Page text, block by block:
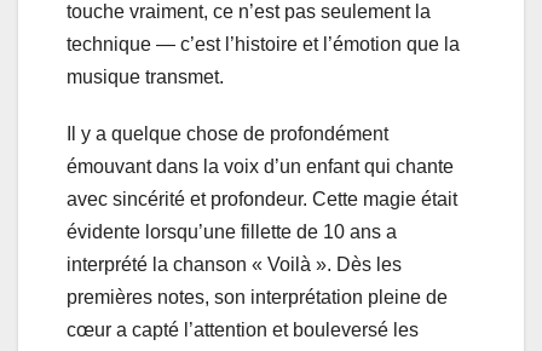
touche vraiment, ce n’est pas seulement la
technique — c’est l’histoire et l’émotion que la
musique transmet.
Il y a quelque chose de profondément
émouvant dans la voix d’un enfant qui chante
avec sincérité et profondeur. Cette magie était
évidente lorsqu’une fillette de 10 ans a
interprété la chanson « Voilà ». Dès les
premières notes, son interprétation pleine de
cœur a capté l’attention et bouleversé les